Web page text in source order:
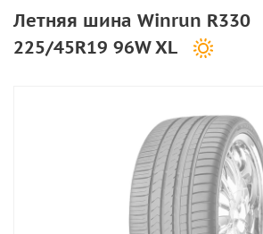
Летняя шина Winrun R330
225/45R19 96W XL